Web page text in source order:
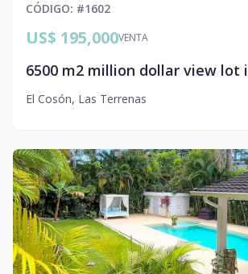
CÓDIGO: #1602
VENTA
US$ 195,000
El Cosón, Las Terrenas